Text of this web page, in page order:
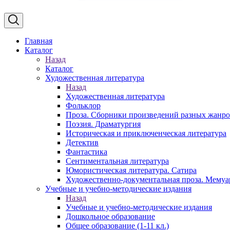
Главная
Каталог
Назад
Каталог
Художественная литература
Назад
Художественная литература
Фольклор
Проза. Сборники произведений разных
Поэзия. Драматургия
Историческая и приключенческая литература
Детектив
Фантастика
Сентиментальная литература
Юмористическая литература. Сатира
Художественно-документальная проза.
Учебные и учебно-методические издания
Назад
Учебные и учебно-методические издания
Дошкольное образование
Общее образование (1-11 кл.)